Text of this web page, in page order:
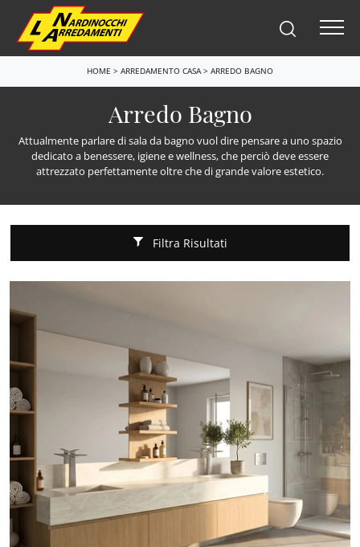
HOME > ARREDAMENTO CASA > ARREDO BAGNO
Arredo Bagno
Attualmente parlare di sala da bagno vuol dire pensare a uno spazio
dedicato a benessere, igiene e wellness, che perciò deve essere
attrezzato perfettamente oltre che di grande valore estetico.
Filtra Risultati